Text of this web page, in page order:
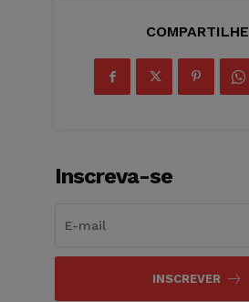
COMPARTILHE
Inscreva-se
INSCREVER